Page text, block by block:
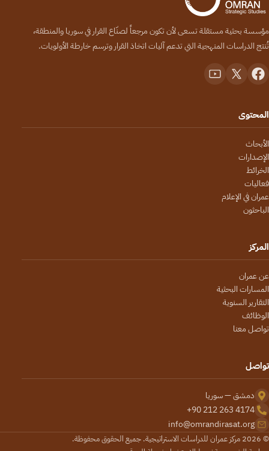
مؤسسة بحثية مستقلة تسعى لأن تكون مرجعاً لصنّاع القرار في سوريا والمنطقة،
تُنتج الدراسات المنهجية التي تدعم آليات اتخاذ القرار وترسم خارطة الأولويات.
المحتوى
الأبحاث
الإصدارات
الخرائط
فعاليات
عمران في الإعلام
الباحثون
المركز
عن عمران
المسارات البحثية
التقارير السنوية
الوظائف
تواصل معنا
تواصل
دمشق — سوريا
+90 212 263 4174
info@omrandirasat.org
© 2026 مركز عمران للدراسات الاستراتيجية. جميع الحقوق محفوظة.